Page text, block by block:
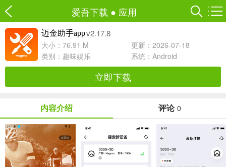
爱吾下载 ● 应用
迈金助手appv2.17.8
大小：76.91 M
更新：2026-07-18
类别： 趣味娱乐 系统：Android
立即下载
内容介绍 评论 0